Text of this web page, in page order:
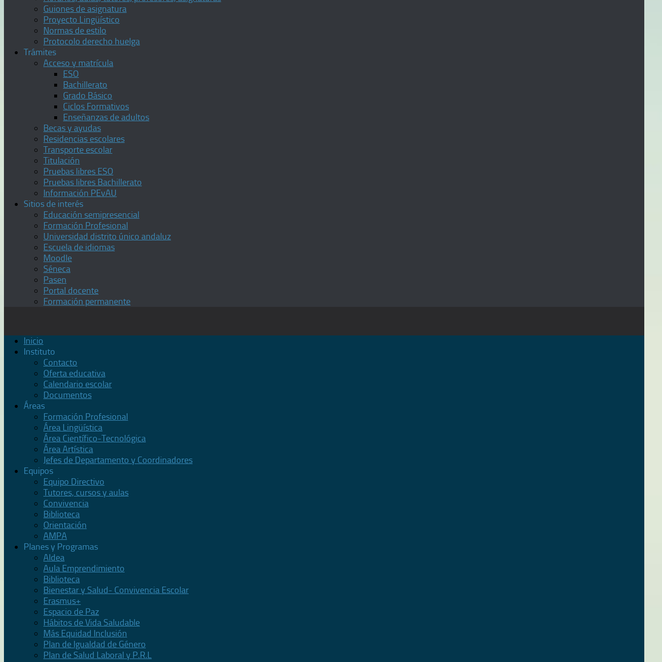
Guiones de asignatura
Proyecto Lingüístico
Normas de estilo
Protocolo derecho huelga
Trámites
Acceso y matrícula
ESO
Bachillerato
Grado Básico
Ciclos Formativos
Enseñanzas de adultos
Becas y ayudas
Residencias escolares
Transporte escolar
Titulación
Pruebas libres ESO
Pruebas libres Bachillerato
Información PEvAU
Sitios de interés
Educación semipresencial
Formación Profesional
Universidad distrito único andaluz
Escuela de idiomas
Moodle
Séneca
Pasen
Portal docente
Formación permanente
Inicio
Instituto
Contacto
Oferta educativa
Calendario escolar
Documentos
Áreas
Formación Profesional
Área Lingüística
Área Científico-Tecnológica
Área Artística
Jefes de Departamento y Coordinadores
Equipos
Equipo Directivo
Tutores, cursos y aulas
Convivencia
Biblioteca
Orientación
AMPA
Planes y Programas
Aldea
Aula Emprendimiento
Biblioteca
Bienestar y Salud- Convivencia Escolar
Erasmus+
Espacio de Paz
Hábitos de Vida Saludable
Más Equidad Inclusión
Plan de Igualdad de Género
Plan de Salud Laboral y P.R.L